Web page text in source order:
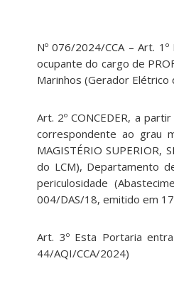
Nº 076/2024/CCA – Art.
ocupante do cargo de
Marinhos (Gerador Elétrico
Art. 2º CONCEDER, a
correspondente ao grau
MAGISTÉRIO
do LCM), Departamento
periculosidade
004/DAS/18, emitido em
Art. 3º Esta Portaria
44/AQI/CCA/2024)